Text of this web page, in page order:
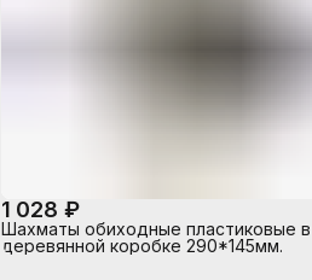
1 028 ₽
Шахматы обиходные пластиковые в
деревянной коробке 290*145мм.